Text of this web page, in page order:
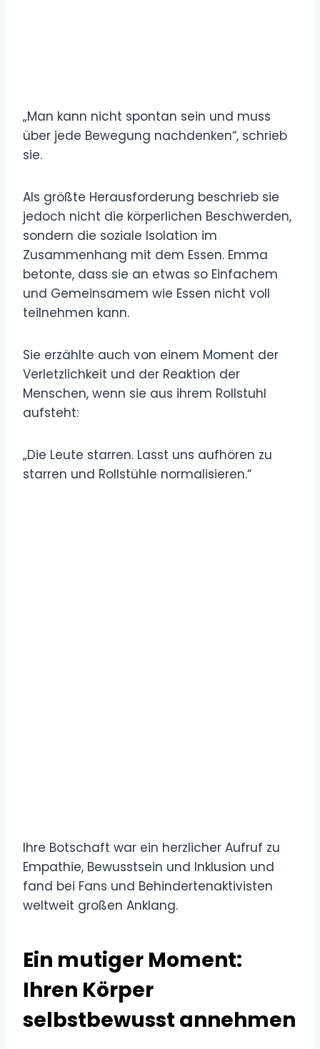
„Man kann nicht spontan sein und muss
über jede Bewegung nachdenken“, schrieb
sie.
Als größte Herausforderung beschrieb sie
jedoch nicht die körperlichen Beschwerden,
sondern die soziale Isolation im
Zusammenhang mit dem Essen. Emma
betonte, dass sie an etwas so Einfachem
und Gemeinsamem wie Essen nicht voll
teilnehmen kann.
Sie erzählte auch von einem Moment der
Verletzlichkeit und der Reaktion der
Menschen, wenn sie aus ihrem Rollstuhl
aufsteht:
„Die Leute starren. Lasst uns aufhören zu
starren und Rollstühle normalisieren.“
Ihre Botschaft war ein herzlicher Aufruf zu
Empathie, Bewusstsein und Inklusion und
fand bei Fans und Behindertenaktivisten
weltweit großen Anklang.
Ein mutiger Moment:
Ihren Körper
selbstbewusst annehmen